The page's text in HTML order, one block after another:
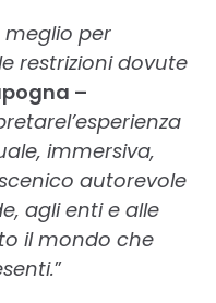
per
restrizioni dovute
–
immersiva,
autorevole
agli enti e alle
il mondo che
”